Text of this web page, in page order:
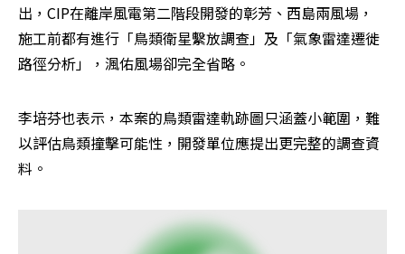
出，CIP在離岸風電第二階段開發的彰芳、西島兩風場，
施工前都有進行「鳥類衛星繫放調查」及「氣象雷達遷徙
路徑分析」，渢佑風場卻完全省略。
李培芬也表示，本案的鳥類雷達軌跡圖只涵蓋小範圍，難
以評估鳥類撞擊可能性，開發單位應提出更完整的調查資
料。